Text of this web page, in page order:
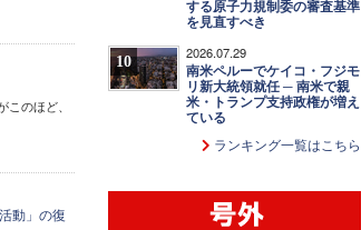
のほど、
動」の復
する原子力規制委の審査基準
を見直すべき
10 2026.07.29
南米ペルーでケイコ・フジモ
リ新大統領就任 ─ 南米で親
米・トランプ支持政権が増え
ている
ランキング一覧はこちら